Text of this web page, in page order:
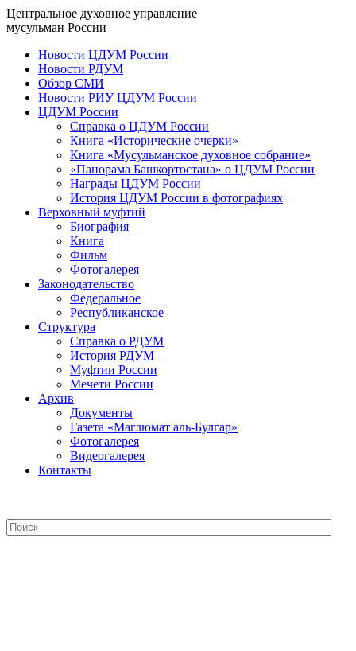
Центральное духовное управление
мусульман России
Новости ЦДУМ России
Новости РДУМ
Обзор СМИ
Новости РИУ ЦДУМ России
ЦДУМ России
Справка о ЦДУМ России
Книга «Исторические очерки»
Книга «Мусульманское духовное собрание»
«Панорама Башкортостана» о ЦДУМ России
Награды ЦДУМ России
История ЦДУМ России в фотографиях
Верховный муфтий
Биография
Книга
Фильм
Фотогалерея
Законодательство
Федеральное
Республиканское
Структура
Справка о РДУМ
История РДУМ
Муфтии России
Мечети России
Архив
Документы
Газета «Маглюмат аль-Булгар»
Фотогалерея
Видеогалерея
Контакты